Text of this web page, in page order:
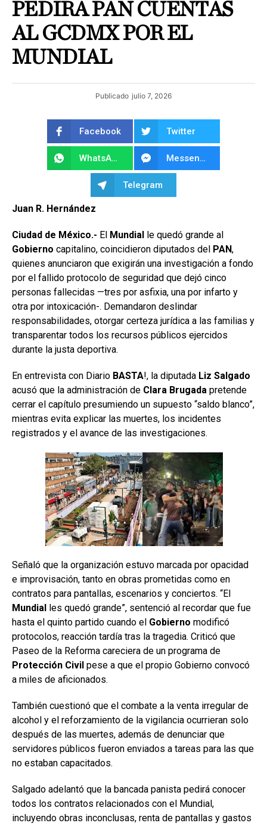
PEDIRÁ PAN CUENTAS
AL GCDMX POR EL
MUNDIAL
Publicado julio 7, 2026
Facebook Twitter
WhatsApp Messenger
Telegram
Juan R. Hernández
Ciudad de México.- El Mundial le quedó grande al
Gobierno capitalino, coincidieron diputados del PAN,
quienes anunciaron que exigirán una investigación a fondo
por el fallido protocolo de seguridad que dejó cinco
personas fallecidas —tres por asfixia, una por infarto y
otra por intoxicación-. Demandaron deslindar
responsabilidades, otorgar certeza jurídica a las familias y
transparentar todos los recursos públicos ejercidos
durante la justa deportiva.
En entrevista con Diario BASTA!, la diputada Liz Salgado
acusó que la administración de Clara Brugada pretende
cerrar el capítulo presumiendo un supuesto “saldo blanco”,
mientras evita explicar las muertes, los incidentes
registrados y el avance de las investigaciones.
Señaló que la organización estuvo marcada por opacidad
e improvisación, tanto en obras prometidas como en
contratos para pantallas, escenarios y conciertos. “El
Mundial
les quedó grande”, sentenció al recordar que fue
hasta el quinto partido cuando el Gobierno modificó
protocolos, reacción tardía tras la tragedia. Criticó que
Paseo de la Reforma careciera de un programa de
Protección Civil pese a que el propio Gobierno convocó
a miles de aficionados.
También cuestionó que el combate a la venta irregular de
alcohol y el reforzamiento de la vigilancia ocurrieran solo
después de las muertes, además de denunciar que
servidores públicos fueron enviados a tareas para las que
no estaban capacitados.
Salgado adelantó que la bancada panista pedirá conocer
todos los contratos relacionados con el Mundial,
incluyendo obras inconclusas, renta de pantallas y gastos